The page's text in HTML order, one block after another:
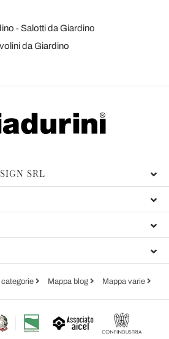
Salotti da Giardino
da Giardino
SRL
categorie Mappa blog Mappa varie